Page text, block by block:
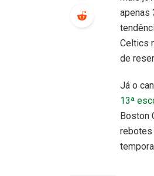
apenas
Celtics
de
Já o
13ª
Boston
rebotes